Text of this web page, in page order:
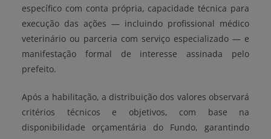
específico com conta própria, capacidade técnica para
execução das ações — incluindo profissional médico
veterinário ou parceria com serviço especializado — e
manifestação formal de interesse assinada pelo
prefeito.
Após a habilitação, a distribuição dos valores observará
critérios técnicos e objetivos, com base na
disponibilidade orçamentária do Fundo, garantindo